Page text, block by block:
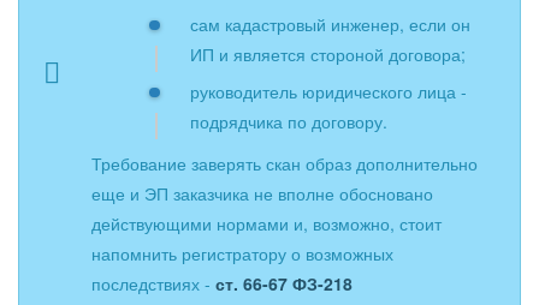
сам кадастровый инженер, если он
ИП и является стороной договора;
руководитель юридического лица -
подрядчика по договору.
Требование заверять скан образ дополнительно
еще и ЭП заказчика не вполне обосновано
действующими нормами и, возможно, стоит
напомнить регистратору о возможных
последствиях - ст. 66-67 ФЗ-218